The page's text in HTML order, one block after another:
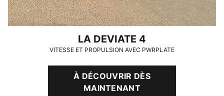
LA DEVIATE 4
VITESSE ET PROPULSION AVEC PWRPLATE
À DÉCOUVRIR DÈS
MAINTENANT